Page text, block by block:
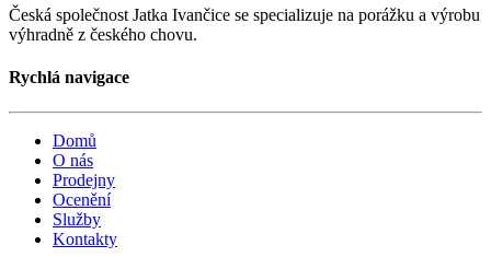
Česká společnost Jatka Ivančice se specializuje na porážku a výrobu
výhradně z českého chovu.
Rychlá navigace
Domů
O nás
Prodejny
Ocenění
Služby
Kontakty